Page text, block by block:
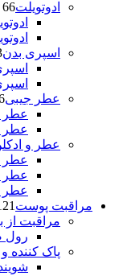
ادوتویلت 66 محصول
اسپری بدن
عطر جیبی6
عطر
عطر
عطر و
عطر
عطر
عطر
مراقبت پوست 21 محصول
مراقبت از
رول
پاک کننده